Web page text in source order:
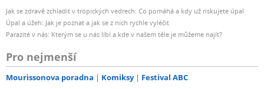
Jak se zdravě zchladit v tropických vedrech: Co pomáhá a kdy už riskujete úpal
Úpal a úžeh: Jak je poznat a jak se z nich rychle vyléčit
Parazité v nás: Kterým se u nás líbí a kde v našem těle je můžeme najít?
Pro nejmenší
Mourissonova poradna Komiksy Festival ABC